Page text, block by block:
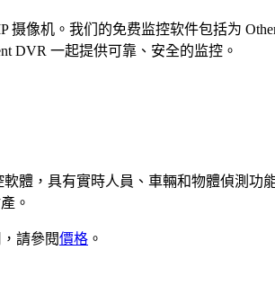
摄像机。我们的免费监控软件包括为
DVR 一起提供可靠、安全的监控。
體，具有實時人員、車輛和物體偵測
。
請參閱價格 。